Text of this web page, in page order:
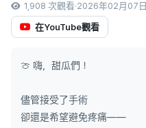
1,908 次觀看·2026年02月07日
在YouTube觀看
🍈 嗨，甜瓜們！
儘管接受了手術
卻還是希望避免疼痛——